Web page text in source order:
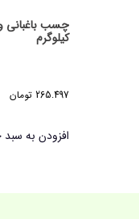
کیلوگرم
265.497 تومان
افزودن به سبد